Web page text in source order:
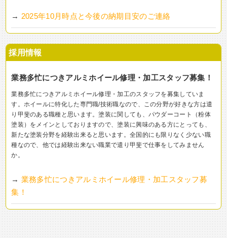
→ 2025年10月時点と今後の納期目安のご連絡
採用情報
業務多忙につきアルミホイール修理・加工スタッフ募集！
業務多忙につきアルミホイール修理・加工のスタッフを募集していま
す。ホイールに特化した専門職/技術職なので、この分野が好きな方は遣
り甲斐のある職種と思います。塗装に関しても、パウダーコート（粉体
塗装）をメインとしておりますので、塗装に興味のある方にとっても、
新たな塗装分野を経験出来ると思います。全国的にも限りなく少ない職
種なので、他では経験出来ない職業で遣り甲斐で仕事をしてみません
か。
→ 業務多忙につきアルミホイール修理・加工スタッフ募
集！